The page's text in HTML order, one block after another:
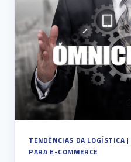
TENDÊNCIAS DA LOGÍSTICA |
PARA E-COMMERCE